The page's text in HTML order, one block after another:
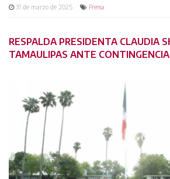
31 de marzo de 2025 Prensa
RESPALDA PRESIDENTA CLAUDIA
TAMAULIPAS ANTE